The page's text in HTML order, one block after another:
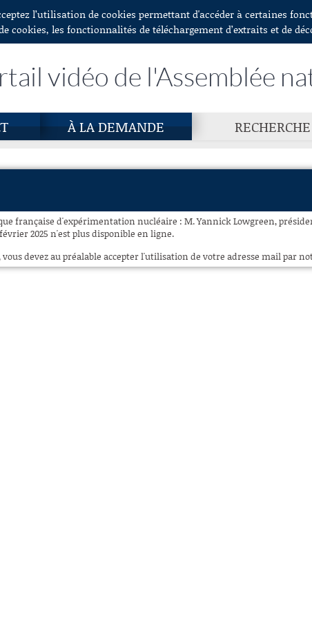
l’utilisation de cookies permettant d'accéder à certaines
cookies, les fonctionnalités de téléchargement d’extraits et de
vidéo de l'Assemblée
À LA DEMANDE RECHERCHE
française d'expérimentation nucléaire : M. Yannick Lowgreen,
2025 n'est plus disponible en ligne.
vous devez au préalable accepter l'utilisation de votre adresse mail par